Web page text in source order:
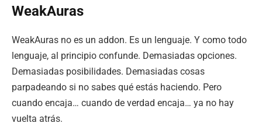
WeakAuras
WeakAuras no es un addon. Es un lenguaje. Y como todo
lenguaje, al principio confunde. Demasiadas opciones.
Demasiadas posibilidades. Demasiadas cosas
parpadeando si no sabes qué estás haciendo. Pero
cuando encaja… cuando de verdad encaja… ya no hay
vuelta atrás.